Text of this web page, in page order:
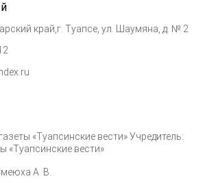
край,г. Туапсе, ул. Шаумяна, д. № 2
«Туапсинские вести» Учредитель:
«Туапсинские вести»
А. В.